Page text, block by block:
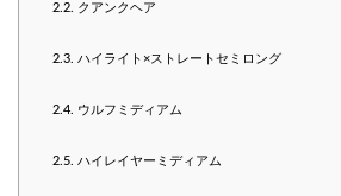
2.2. クアンクヘア
2.3. ハイライト×ストレートセミロング
2.4. ウルフミディアム
2.5. ハイレイヤーミディアム